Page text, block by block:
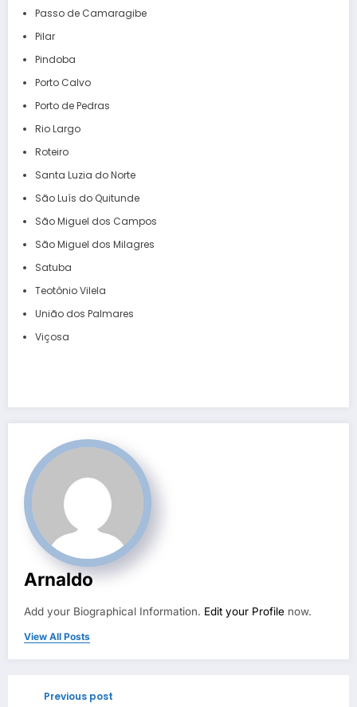
Passo de Camaragibe
Pilar
Pindoba
Porto Calvo
Porto de Pedras
Rio Largo
Roteiro
Santa Luzia do Norte
São Luís do Quitunde
São Miguel dos Campos
São Miguel dos Milagres
Satuba
Teotônio Vilela
União dos Palmares
Viçosa
Arnaldo
Add your Biographical Information. Edit your Profile now.
View All Posts
Previous post